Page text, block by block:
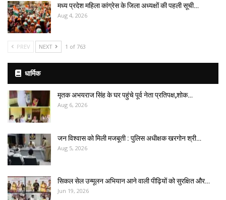
मध्य प्रदेश महिला कांग्रेस के जिला अध्यक्षों की पहली सूची…
Aug 4, 2026
PREV NEXT 1 of 763
धार्मिक
मृतक अभयराज सिंह के घर पहुंचे पूर्व नेता प्रतिपक्ष,शोक…
Aug 6, 2026
जन विश्वास को मिली मजबूती : पुलिस अधीक्षक खरगोन श्री…
Aug 5, 2026
सिकल सेल उन्मूलन अभियान आने वाली पीढ़ियों को सुरक्षित और…
Jun 19, 2026